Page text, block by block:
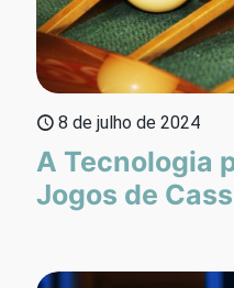
8 de julho de 2024
A Tecnologia
Jogos de